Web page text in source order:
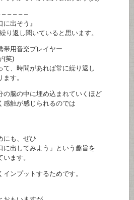
– – – –
出そう』
返し聞いていると思います。
用音楽プレイヤー
(笑)
、時間があれば常に繰り返し
す。
脳の中に埋め込まれていくほど
触が感じられるのでは
も、ぜひ
出してみよう」という趣旨を
ます。
ンプットするためです。